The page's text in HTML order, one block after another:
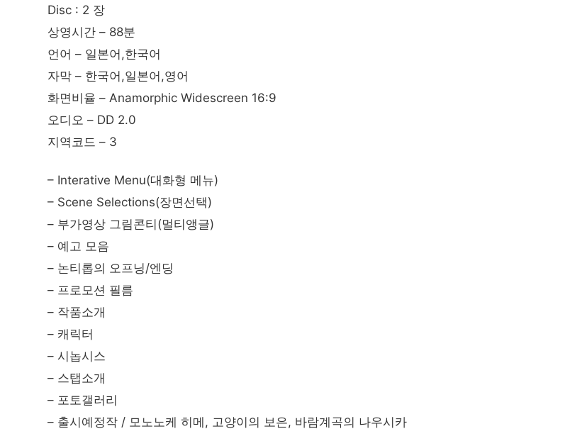
Disc : 2 장
상영시간 – 88분
언어 – 일본어,한국어
자막 – 한국어,일본어,영어
화면비율 – Anamorphic Widescreen 16:9
오디오 – DD 2.0
지역코드 – 3
– Interative Menu(대화형 메뉴)
– Scene Selections(장면선택)
– 부가영상 그림콘티(멀티앵글)
– 예고 모음
– 논티롭의 오프닝/엔딩
– 프로모션 필름
– 작품소개
– 캐릭터
– 시놉시스
– 스탭소개
– 포토갤러리
– 출시예정작 / 모노노케 히메, 고양이의 보은, 바람계곡의 나우시카